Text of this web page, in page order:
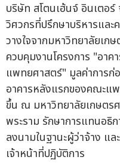
บริษัท สโตนเฮ้นจ์ อินเตอ
วิศวกรที่ปรึกษาบริหารและ
วางใจจากมหาวิทยาลัยเก
ควบคุมงานโครงการ "อาค
แพทยศาสตร์" มูลค่าการก่
อาคารหลังแรกของคณะ
ขึ้น ณ มหาวิทยาลัยเกษตร
พระราม รักษาการแทนอธิ
ลงนามในฐานะผู้ว่าจ้าง แ
เจ้าหน้าที่ปฏิบัติการ